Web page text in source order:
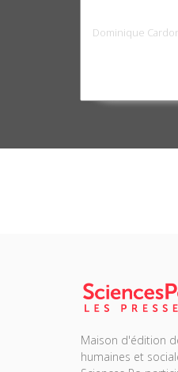
Dominique
Maison d'édition
humaines et